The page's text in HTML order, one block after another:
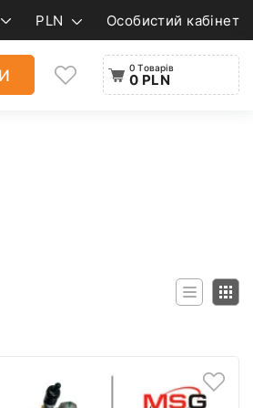
PLN Особистий кабінет
0 Товарів
0 PLN